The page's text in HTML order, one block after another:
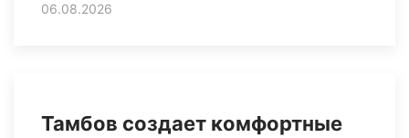
06.08.2026
Тамбов создает комфортные